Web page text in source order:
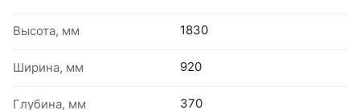
Высота, мм 1830
Ширина, мм 920
Глубина, мм 370